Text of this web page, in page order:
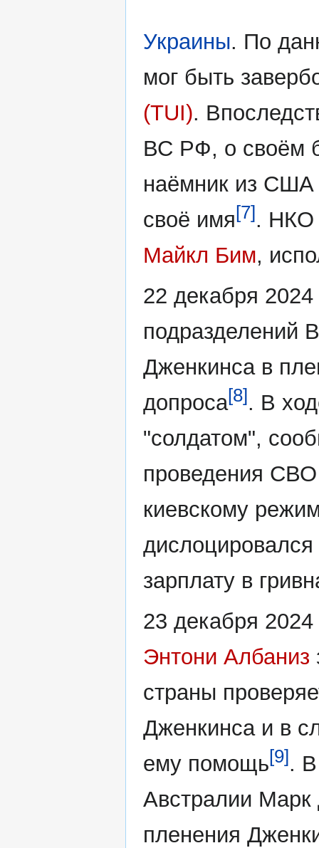
Украины. По
мог быть
(TUI).
ВС РФ, о своём
наёмник из США
своё имя[7]. НКО
Майкл Бим,
22 декабря
подразделений
Дженкинса в
допроса[8]. В
"солдатом",
проведения
киевскому
зарплату в
23 декабря
Энтони Албаниз
страны
Дженкинса и в
ему помощь[9].
Австралии
пленения